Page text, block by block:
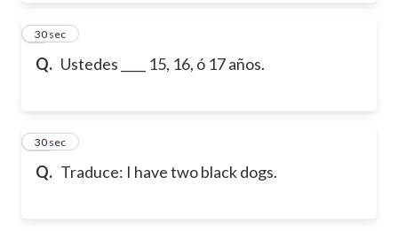
Q. Ustedes ____ 15, 16, ó 17 años.
9
30 sec
Q. Traduce: I have two black dogs.
10
30 sec